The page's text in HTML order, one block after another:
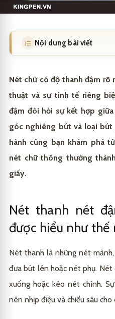
Nội dung bài viết
nào?
1.1 Đặc điểm phân biệt
1.2 Vai trò của nét
2 Kỹ thuật tạo nét thanh
2.1 Điều chỉnh lực ấn tay
2.3 Tốc độ viết ảnh
Quy trình luyện chữ
3.2 Bước 2: Tập viết nét
3.3 Bước 3: Tập viết nét
3.4 Bước 4: Kết hợp
Bút máy ngòi mềm
King Pen đồng hành
nghệ thuật
Nét chữ có độ thanh đậm rõ
thuật và sự tinh tế riêng
đậm đòi hỏi sự kết hợp
góc nghiêng bút và loại bút
hành cùng bạn khám phá
nét chữ thông thường
giấy.
Nét thanh nét
được hiểu như thế
Nét thanh là những nét
đưa bút lên hoặc nét phụ.
xuống hoặc kéo nét chính.
nên nhịp điệu và chiều sâu cho